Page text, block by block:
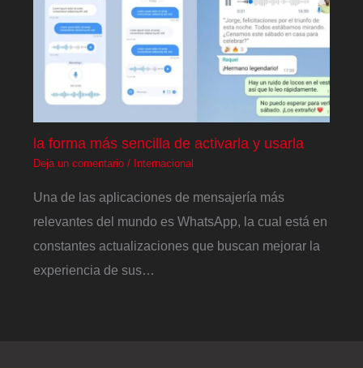
la forma más sencilla de activarla y usarla
Deja un comentario / Internacional
Una de las aplicaciones de mensajería más
relevantes del mundo es WhatsApp, la cual está en
constantes actualizaciones que buscan mejorar la
experiencia de sus…